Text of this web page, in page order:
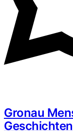
Gronau
Geschichten